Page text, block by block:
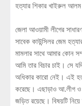
হত্যার শিকার খাইরুল আলম
জেলা আওয়ামী লীগের
সাবেক কাউন্সিলর জেম
মামলার সাথে আমার কোন
আমি তার বিচার চাই। সে
অধিকার কারো নেই। এই
করেছে। এছাড়াও আ.লীগ ও
জড়িত রয়েছে। বিষয়টি নিয়ে